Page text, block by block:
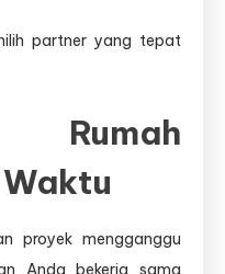
partner yang tepat
Rumah
proyek mengganggu
Anda bekerja sama